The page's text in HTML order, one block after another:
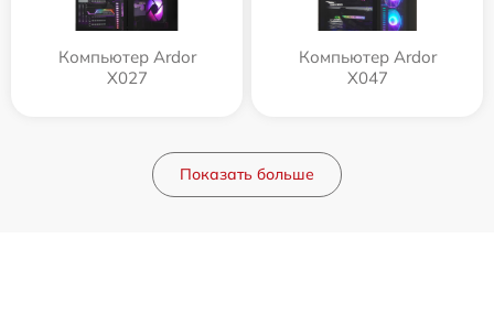
Компьютер Ardor
X027
Компьютер Ardor
X047
Показать больше